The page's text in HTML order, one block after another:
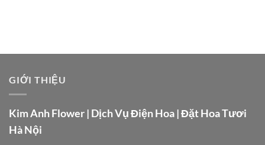
GIỚI THIỆU
Kim Anh Flower | Dịch Vụ Điện Hoa | Đặt Hoa Tươi
Hà Nội